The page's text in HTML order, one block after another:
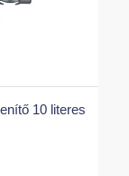
10 literes